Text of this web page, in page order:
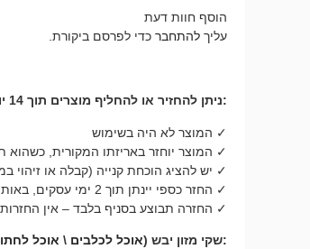
הוסף חוות דעת
עליך להתחבר כדי לפרסם ביקורת.
:ניתן להחזיר או להחליף מוצרים תוך 14 יום ממועד הרכישה, בתנאים הבאים
✓ המוצר לא היה בשימוש
✓ המוצר יוחזר באריזתו המקורית, כשהוא
✓ יש להציג הוכחת קנייה (קבלה או זיהוי
✓ החזר כספי יינתן תוך 2 ימי עסקים, באותו אמצעי תשלום שבו בוצעה העסקה
✓ החזרה תבוצע בסניף בלבד – אין
:שקי מזון יבש (אוכל לכלבים \ אוכל